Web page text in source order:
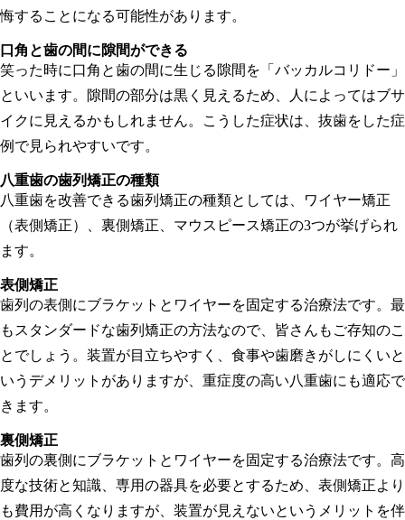
悔することになる可能性があります。
口角と歯の間に隙間ができる
笑った時に口角と歯の間に生じる隙間を「バッカルコリドー」
といいます。隙間の部分は黒く見えるため、人によってはブサ
イクに見えるかもしれません。こうした症状は、抜歯をした症
例で見られやすいです。
八重歯の歯列矯正の種類
八重歯を改善できる歯列矯正の種類としては、ワイヤー矯正
（表側矯正）、裏側矯正、マウスピース矯正の3つが挙げられ
ます。
表側矯正
歯列の表側にブラケットとワイヤーを固定する治療法です。最
もスタンダードな歯列矯正の方法なので、皆さんもご存知のこ
とでしょう。装置が目立ちやすく、食事や歯磨きがしにくいと
いうデメリットがありますが、重症度の高い八重歯にも適応で
きます。
裏側矯正
歯列の裏側にブラケットとワイヤーを固定する治療法です。高
度な技術と知識、専用の器具を必要とするため、表側矯正より
も費用が高くなりますが、装置が見えないというメリットを伴